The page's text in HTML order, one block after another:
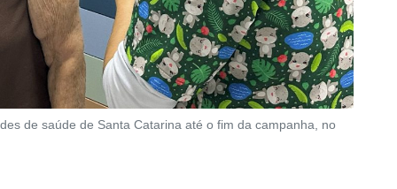
de saúde de Santa Catarina até o fim da campanha, no